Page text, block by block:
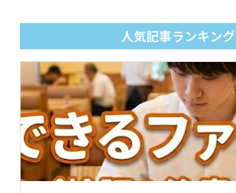
人気記事ランキング